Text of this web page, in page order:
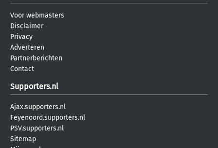
Voor webmasters
Disclaimer
Privacy
Adverteren
Partnerberichten
Contact
Supporters.nl
Ajax.supporters.nl
Feyenoord.supporters.nl
PSV.supporters.nl
Sitemap